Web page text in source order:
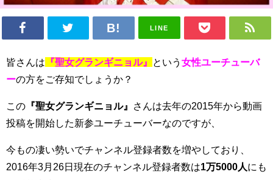
LINE
皆さんは 『聖女グランギニョル』 という 女性ユーチューバ
ーの方をご存知でしょうか？
この 『聖女グランギニョル』
さんは去年の2015年から動画
投稿を開始した新参ユーチューバーなのですが、
今もの凄い勢いでチャンネル登録者数を増やしており、
2016年3月26日現在のチャンネル登録者数は1万5000人 にも